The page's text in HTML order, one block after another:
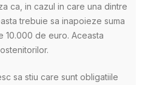
ca, in cazul in care una dintre
trebuie sa inapoieze suma
10.000 de euro. Aceasta
sa stiu care sunt obligatiile